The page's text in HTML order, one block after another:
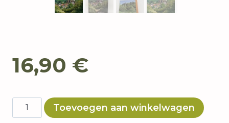
16,90 €
Transgaumaise
Gids
Toevoegen aan winkelwagen